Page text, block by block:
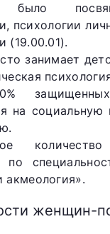
было
психологии
(19.00.01).
занимает
на социальную
акмеология».
женщин-